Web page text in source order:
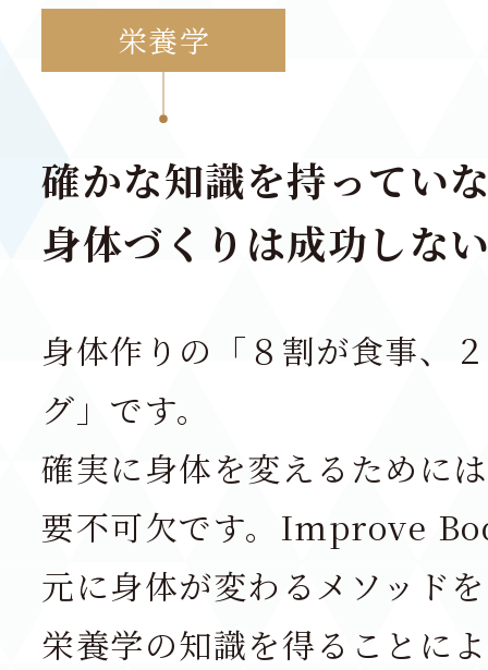
栄養学
確かな知識を持ってい
身体づくりは成功しな
身体作りの「８割が食事、
グ」です。
確実に身体を変えるために
要不可欠です。Improve
元に身体が変わるメソッド
栄養学の知識を得ることに